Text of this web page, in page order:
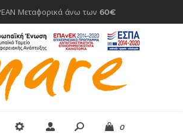
Μεταφορικά άνω των 60€
0